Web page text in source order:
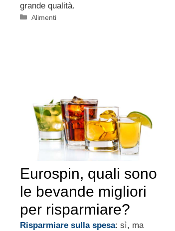
grande qualità.
Categorie
Alimenti
Eurospin, quali sono
le bevande migliori
per risparmiare?
Risparmiare sulla spesa: sì, ma